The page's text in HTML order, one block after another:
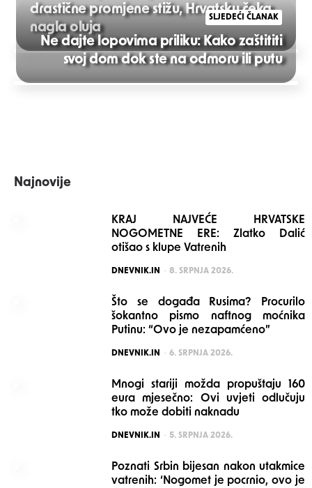
Post
navigation
drastične promjene stižu, Hrvatsku čeka
nagla oluja
SLJEDEĆI ČLANAK
Ne dajte lopovima priliku: Kako zaštititi
svoj dom dok ste na odmoru ili putu
Najnovije
KRAJ NAJVEĆE HRVATSKE
NOGOMETNE ERE: Zlatko Dalić
otišao s klupe Vatrenih
POSTED
DNEVNIK.IN 8. SRPNJA 2026.
Što se događa Rusima? Procurilo
šokantno pismo naftnog moćnika
Putinu: “Ovo je nezapamćeno”
POSTED
DNEVNIK.IN 6. SRPNJA 2026.
Mnogi stariji možda propuštaju 160
eura mjesečno: Ovi uvjeti odlučuju
tko može dobiti naknadu
POSTED
DNEVNIK.IN 5. SRPNJA 2026.
Poznati Srbin bijesan nakon utakmice
vatrenih: ‘Nogomet je pocrnio, ovo je